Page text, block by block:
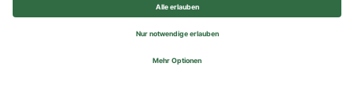
© 2026 REWE Group - All rights reserved